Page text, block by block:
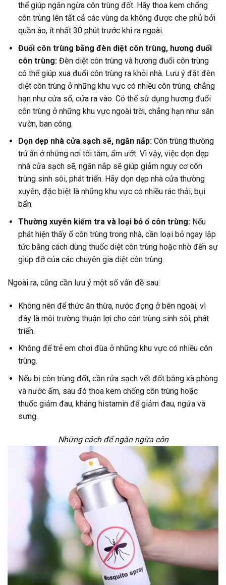
thể giúp ngăn ngừa côn trùng đốt. Hãy thoa kem chống
côn trùng lên tất cả các vùng da không được che phủ bởi
quần áo, ít nhất 30 phút trước khi ra ngoài.
Đuổi côn trùng bằng đèn diệt côn trùng, hương đuổi
côn trùng:Đèn diệt côn trùng và hương đuổi côn trùng
có thể giúp xua đuổi côn trùng ra khỏi nhà. Lưu ý đặt đèn
diệt côn trùng ở những khu vực có nhiều côn trùng, chẳng
hạn như cửa sổ, cửa ra vào. Có thể sử dụng hương đuổi
côn trùng ở những khu vực ngoài trời, chẳng hạn như sân
vườn, ban công.
Dọn dẹp nhà cửa sạch sẽ, ngăn nắp:Côn trùng thường
trú ẩn ở những nơi tối tăm, ẩm ướt. Vì vậy, việc dọn dẹp
nhà cửa sạch sẽ, ngăn nắp sẽ giúp giảm nguy cơ côn
trùng sinh sôi, phát triển. Hãy dọn dẹp nhà cửa thường
xuyên, đặc biệt là những khu vực có nhiều rác thải, bụi
bẩn.
Thường xuyên kiểm tra và loại bỏ ổ côn trùng:Nếu
phát hiện thấy ổ côn trùng trong nhà, cần loại bỏ ngay lập
tức bằng cách dùng thuốc diệt côn trùng hoặc nhờ đến sự
giúp đỡ của các chuyên gia diệt côn trùng.
Ngoài ra, cũng cần lưu ý một số vấn đề sau:
Không nên để thức ăn thừa, nước đọng ở bên ngoài, vì
đây là môi trường thuận lợi cho côn trùng sinh sôi, phát
triển.
Không để trẻ em chơi đùa ở những khu vực có nhiều côn
trùng.
Nếu bị côn trùng đốt, cần rửa sạch vết đốt bằng xà phòng
và nước ấm, sau đó thoa kem chống côn trùng hoặc
thuốc giảm đau, kháng histamin để giảm đau, ngứa và
sưng.
Những cách để ngăn ngừa côn